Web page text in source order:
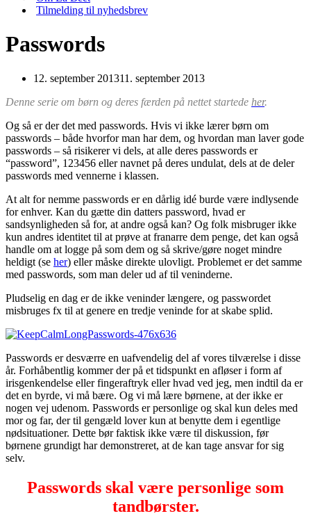
Tilmelding til nyhedsbrev
Passwords
12. september 201311. september 2013
Denne serie om børn og deres færden på nettet startede her.
Og så er der det med passwords. Hvis vi ikke lærer børn om
passwords – både hvorfor man har dem, og hvordan man laver gode
passwords – så risikerer vi dels, at alle deres passwords er
“password”, 123456 eller navnet på deres undulat, dels at de deler
passwords med vennerne i klassen.
At alt for nemme passwords er en dårlig idé burde være indlysende
for enhver. Kan du gætte din datters password, hvad er
sandsynligheden så for, at andre også kan? Og folk misbruger ikke
kun andres identitet til at prøve at franarre dem penge, det kan også
handle om at logge på som dem og så skrive/gøre noget mindre
heldigt (se her) eller måske direkte ulovligt. Problemet er det samme
med passwords, som man deler ud af til veninderne.
Pludselig en dag er de ikke veninder længere, og passwordet
misbruges fx til at genere en tredje veninde for at skabe splid.
Passwords er desværre en uafvendelig del af vores tilværelse i disse
år. Forhåbentlig kommer der på et tidspunkt en afløser i form af
irisgenkendelse eller fingeraftryk eller hvad ved jeg, men indtil da er
det en byrde, vi må bære. Og vi må lære børnene, at der ikke er
nogen vej udenom. Passwords er personlige og skal kun deles med
mor og far, der til gengæld lover kun at benytte dem i egentlige
nødsituationer. Dette bør faktisk ikke være til diskussion, før
børnene grundigt har demonstreret, at de kan tage ansvar for sig
selv.
Passwords skal være personlige som
tandbørster.